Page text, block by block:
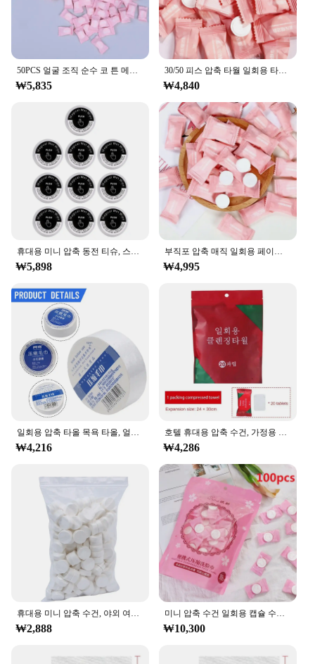
50PCS 얼굴 조직 순수 코 튼 메이크업 리무버 수건 일회용 휴대용 여행 압축 헝겊 닦아 종이 조직
₩5,835
30/50 피스 압축 타월 일회용 타월 여행용 부직포 페이스 케어 태블릿, 물수건
₩4,840
휴대용 미니 압축 동전 티슈, 스포츠 청소용, 부드러운 변기 종이 태블릿, 10 개, 50 개
₩5,898
부직포 압축 매직 일회용 페이스 타올, 태블릿 천, 티슈 마스크, 메이크업 클리닝, 30 개, 50 개, 100 개
₩4,995
일회용 압축 타올 목욕 타올, 얼굴 클렌징 타올, 휴대용 여행, 습식 와이프, 야외 보습 티슈, 캔디 타올
₩4,216
호텔 휴대용 압축 수건, 가정용 컴팩트 물티슈, 여행용 일회용 얼굴 수건, 섬유, 20/40 개
₩4,286
휴대용 미니 압축 수건, 야외 여행용 일회용 동전 티슈, 압축 수건, 바베큐 야외 캠핑, 20 개, 50 개
₩2,888
미니 압축 수건 일회용 캡슐 수건, 매직 페이스 케어 태블릿, 야외 여행 천, 종이 티슈, 10-100 개
₩10,300